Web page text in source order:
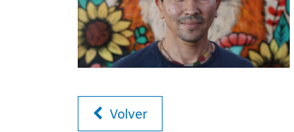
Volver